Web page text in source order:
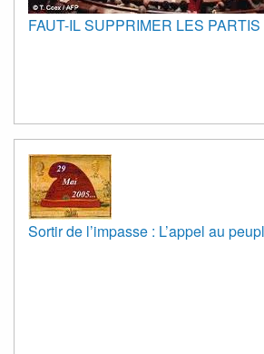
FAUT-IL SUPPRIMER LES
Sortir de l’impasse : L’appel au